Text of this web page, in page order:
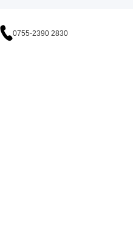
0755-2390 2830